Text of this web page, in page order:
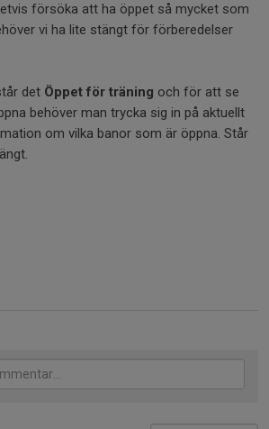
försöka att ha öppet så mycket som
vi ha lite stängt för förberedelser
det Öppet för träning och för att se
behöver man trycka sig in på aktuellt
om vilka banor som är öppna. Står